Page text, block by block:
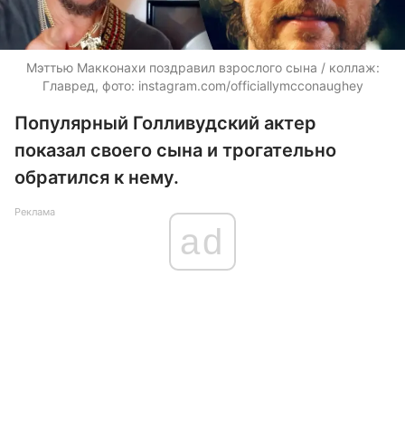
Мэттью Макконахи поздравил взрослого сына / коллаж:
Главред, фото: instagram.com/officiallymcconaughey
Популярный Голливудский актер
показал своего сына и трогательно
обратился к нему.
Реклама
ad